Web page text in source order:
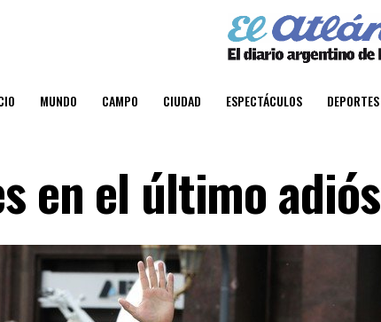
MUNDO CAMPO CIUDAD ESPECTÁCULOS DEPORTES
en el último adiós